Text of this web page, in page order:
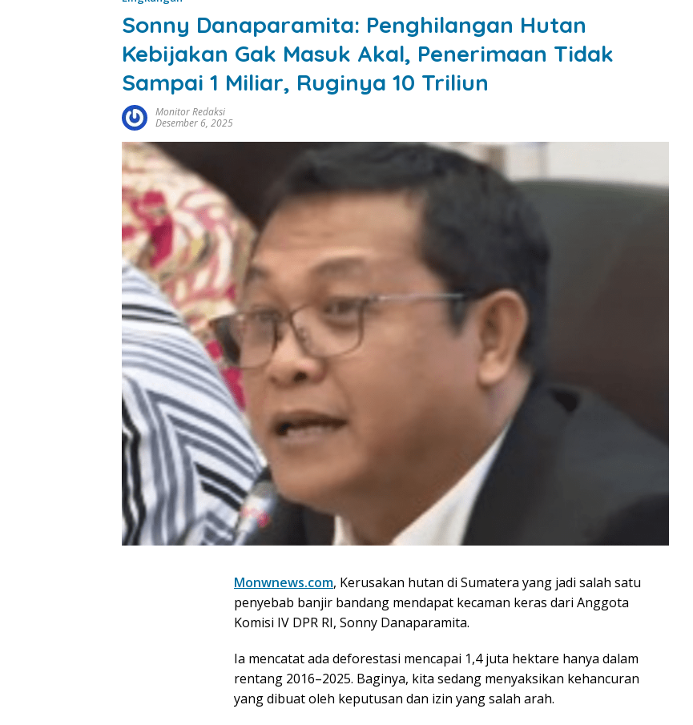
Sonny Danaparamita: Penghilangan Hutan
Kebijakan Gak Masuk Akal, Penerimaan Tidak
Sampai 1 Miliar, Ruginya 10 Triliun
Monitor Redaksi
Desember 6, 2025
Monwnews.com, Kerusakan hutan di Sumatera yang jadi salah satu
penyebab banjir bandang mendapat kecaman keras dari Anggota
Komisi IV DPR RI, Sonny Danaparamita.
Ia mencatat ada deforestasi mencapai 1,4 juta hektare hanya dalam
rentang 2016–2025. Baginya, kita sedang menyaksikan kehancuran
yang dibuat oleh keputusan dan izin yang salah arah.